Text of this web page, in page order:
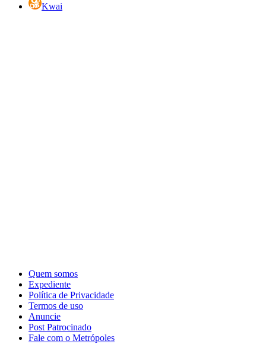
Kwai
Quem somos
Expediente
Política de Privacidade
Termos de uso
Anuncie
Post Patrocinado
Fale com o Metrópoles